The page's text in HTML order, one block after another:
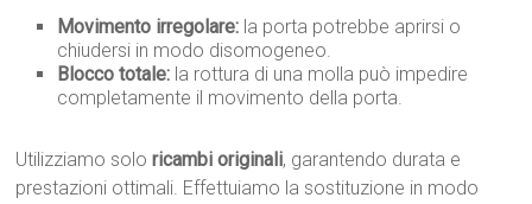
Movimento irregolare: la porta potrebbe aprirsi o
chiudersi in modo disomogeneo.
Blocco totale: la rottura di una molla può impedire
completamente il movimento della porta.
Utilizziamo soloricambi originali, garantendo durata e
prestazioni ottimali. Effettuiamo la sostituzione in modo